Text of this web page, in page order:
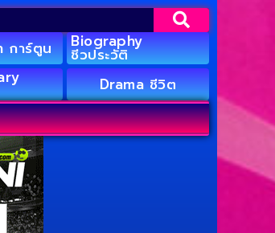
การ์ตูน Biography
ชีวประวัติ
Drama ชีวิต